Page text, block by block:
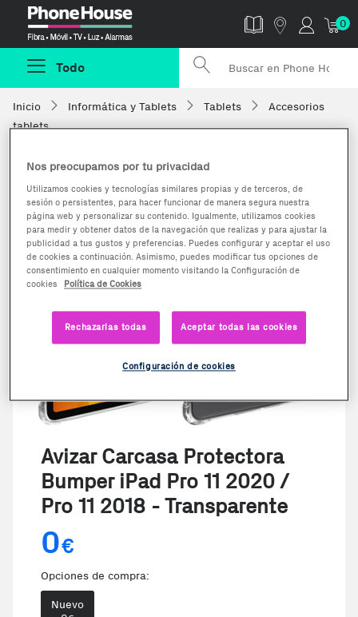
0
Todo
Inicio Informática y Tablets Tablets
Accesorios
tablets
Avizar Carcasa Protectora
Bumper iPad Pro 11 2020 /
Pro 11 2018 - Transparente
0€
Opciones de compra:
Nuevo
Nos preocupamos por tu privacidad
Utilizamos cookies y tecnologías similares propias y de terceros, de
sesión o persistentes, para hacer funcionar de manera segura nuestra
página web y personalizar su contenido. Igualmente, utilizamos cookies
para medir y obtener datos de la navegación que realizas y para ajustar la
publicidad a tus gustos y preferencias. Puedes configurar y aceptar el uso
de cookies a continuación. Asimismo, puedes modificar tus opciones de
consentimiento en cualquier momento visitando la Configuración de
cookies
Política de Cookies
Rechazarlas todas Aceptar todas las cookies
Configuración de cookies